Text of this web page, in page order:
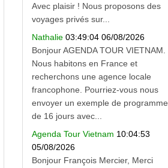
Avec plaisir ! Nous proposons des
voyages privés sur...
Nathalie 03:49:04 06/08/2026
Bonjour AGENDA TOUR VIETNAM.
Nous habitons en France et
recherchons une agence locale
francophone. Pourriez-vous nous
envoyer un exemple de programme
de 16 jours avec...
Agenda Tour Vietnam 10:04:53
05/08/2026
Bonjour François Mercier, Merci